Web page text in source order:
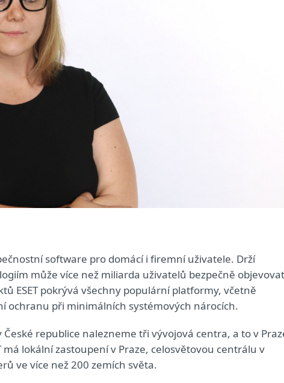
software pro domácí i firemní uživatele. Drží
může více než miliarda uživatelů bezpečně objevovat
ESET pokrývá všechny populární platformy, včetně
ochranu při minimálních systémových nárocích.
České republice nalezneme tři vývojová centra, a to v
má lokální zastoupení v Praze, celosvětovou centrálu v
ve více než 200 zemích světa.